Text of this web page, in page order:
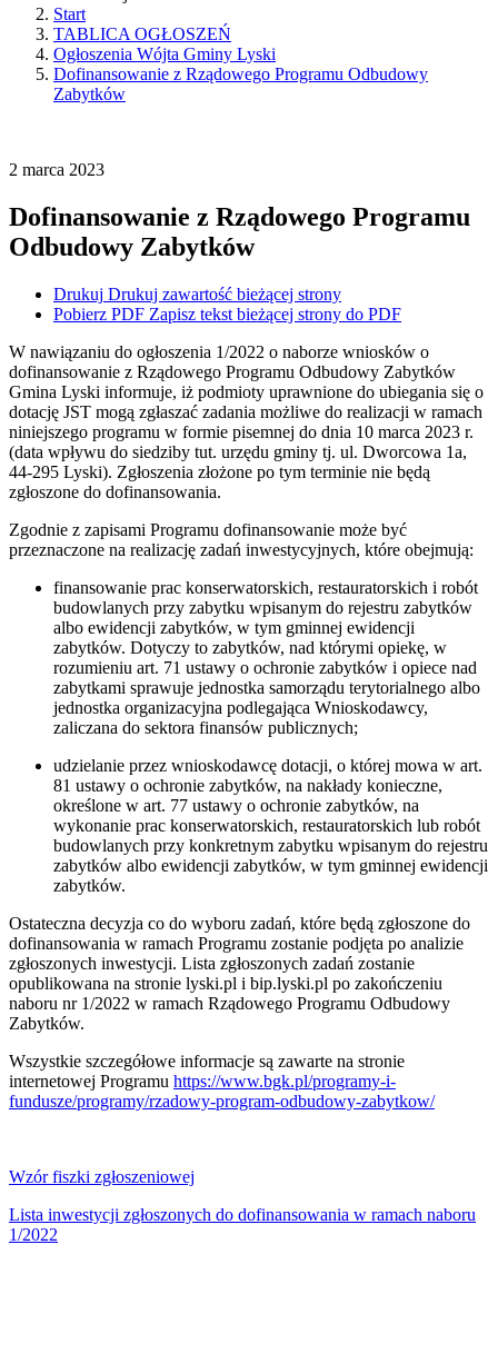
Start
TABLICA OGŁOSZEŃ
Ogłoszenia Wójta Gminy Lyski
Dofinansowanie z Rządowego Programu Odbudowy
Zabytków
2 marca 2023
Dofinansowanie z Rządowego Programu
Odbudowy Zabytków
Drukuj Drukuj zawartość bieżącej strony
Pobierz PDF Zapisz tekst bieżącej strony do PDF
W nawiązaniu do ogłoszenia 1/2022 o naborze wniosków o
dofinansowanie z Rządowego Programu Odbudowy Zabytków
Gmina Lyski informuje, iż podmioty uprawnione do ubiegania się o
dotację JST mogą zgłaszać zadania możliwe do realizacji w ramach
niniejszego programu w formie pisemnej do dnia 10 marca 2023 r.
(data wpływu do siedziby tut. urzędu gminy tj. ul. Dworcowa 1a,
44-295 Lyski). Zgłoszenia złożone po tym terminie nie będą
zgłoszone do dofinansowania.
Zgodnie z zapisami Programu dofinansowanie może być
przeznaczone na realizację zadań inwestycyjnych, które obejmują:
finansowanie prac konserwatorskich, restauratorskich i robót
budowlanych przy zabytku wpisanym do rejestru zabytków
albo ewidencji zabytków, w tym gminnej ewidencji
zabytków. Dotyczy to zabytków, nad którymi opiekę, w
rozumieniu art. 71 ustawy o ochronie zabytków i opiece nad
zabytkami sprawuje jednostka samorządu terytorialnego albo
jednostka organizacyjna podlegająca Wnioskodawcy,
zaliczana do sektora finansów publicznych;
udzielanie przez wnioskodawcę dotacji, o której mowa w art.
81 ustawy o ochronie zabytków, na nakłady konieczne,
określone w art. 77 ustawy o ochronie zabytków, na
wykonanie prac konserwatorskich, restauratorskich lub robót
budowlanych przy konkretnym zabytku wpisanym do rejestru
zabytków albo ewidencji zabytków, w tym gminnej ewidencji
zabytków.
Ostateczna decyzja co do wyboru zadań, które będą zgłoszone do
dofinansowania w ramach Programu zostanie podjęta po analizie
zgłoszonych inwestycji. Lista zgłoszonych zadań zostanie
opublikowana na stronie lyski.pl i bip.lyski.pl po zakończeniu
naboru nr 1/2022 w ramach Rządowego Programu Odbudowy
Zabytków.
Wszystkie szczegółowe informacje są zawarte na stronie
internetowej Programu https://www.bgk.pl/programy-i-
fundusze/programy/rzadowy-program-odbudowy-zabytkow/
Wzór fiszki zgłoszeniowej
Lista inwestycji zgłoszonych do dofinansowania w ramach naboru
1/2022